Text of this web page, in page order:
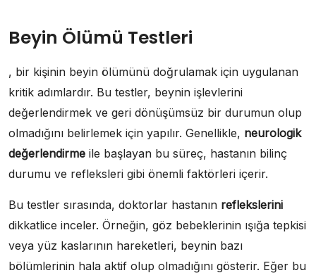
Beyin Ölümü Testleri
, bir kişinin beyin ölümünü doğrulamak için uygulanan
kritik adımlardır. Bu testler, beynin işlevlerini
değerlendirmek ve geri dönüşümsüz bir durumun olup
olmadığını belirlemek için yapılır. Genellikle, neurologik
değerlendirme ile başlayan bu süreç, hastanın bilinç
durumu ve refleksleri gibi önemli faktörleri içerir.
Bu testler sırasında, doktorlar hastanın reflekslerini
dikkatlice inceler. Örneğin, göz bebeklerinin ışığa tepkisi
veya yüz kaslarının hareketleri, beynin bazı
bölümlerinin hala aktif olup olmadığını gösterir. Eğer bu